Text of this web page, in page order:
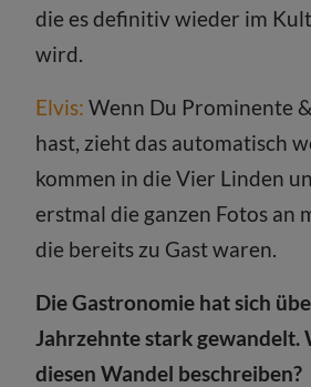
die es definitiv wieder im
wird.
Elvis: Wenn Du Prominente
hast, zieht das automatisch
kommen in die Vier Linden
erstmal die ganzen Fotos an
die bereits zu Gast waren.
Die Gastronomie hat sich
Jahrzehnte stark gewandelt.
diesen Wandel beschreiben?